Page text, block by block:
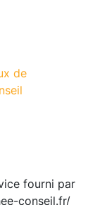
de
Page
fourni par
conseil.fr/